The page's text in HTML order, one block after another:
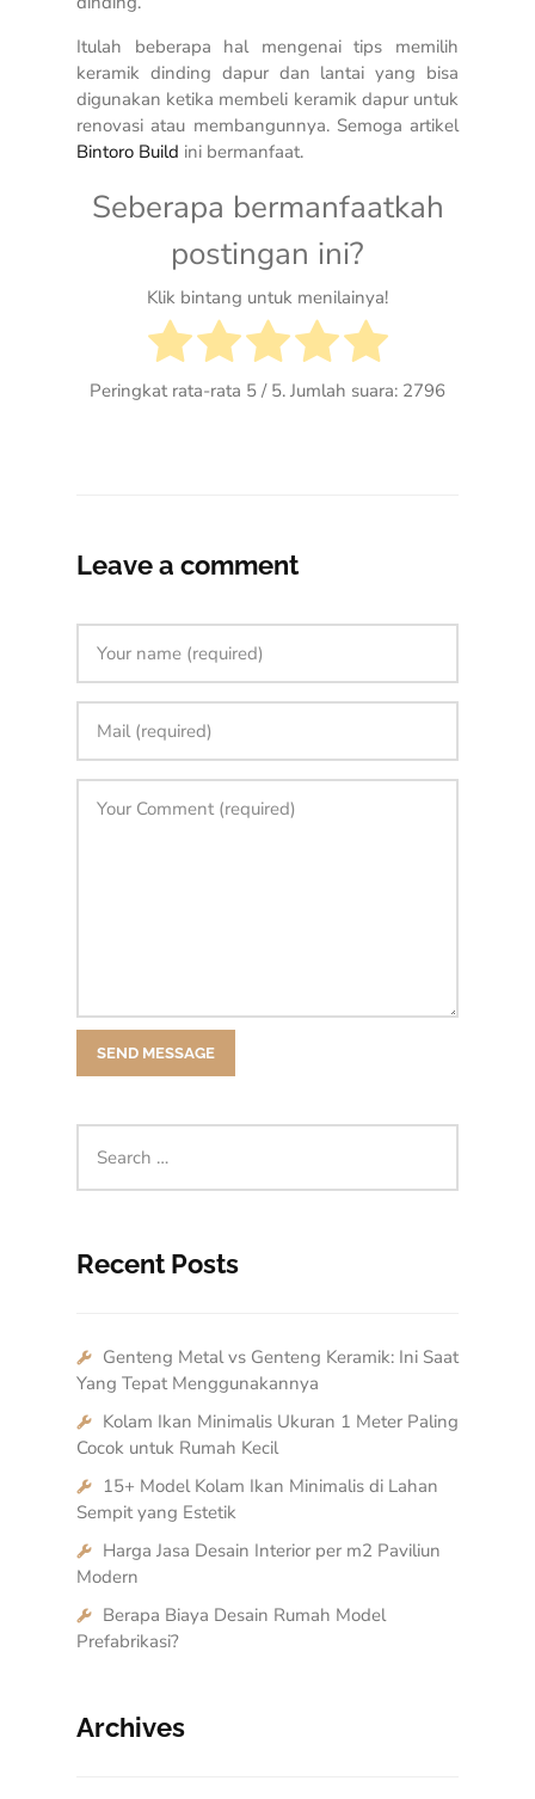
Itulah beberapa hal mengenai tips memilih
keramik dinding dapur dan lantai yang bisa
digunakan ketika membeli keramik dapur untuk
renovasi atau membangunnya. Semoga artikel
Bintoro Build ini bermanfaat.
Seberapa bermanfaatkah
postingan ini?
Klik bintang untuk menilainya!
Peringkat rata-rata 5 / 5. Jumlah suara: 2796
Leave a comment
Recent Posts
Genteng Metal vs Genteng Keramik: Ini Saat
Yang Tepat Menggunakannya
Kolam Ikan Minimalis Ukuran 1 Meter Paling
Cocok untuk Rumah Kecil
15+ Model Kolam Ikan Minimalis di Lahan
Sempit yang Estetik
Harga Jasa Desain Interior per m2 Paviliun
Modern
Berapa Biaya Desain Rumah Model
Prefabrikasi?
Archives